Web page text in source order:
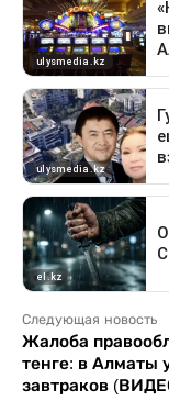
Следующая новость
Жалоба
тенге: в Алматы
завтраков